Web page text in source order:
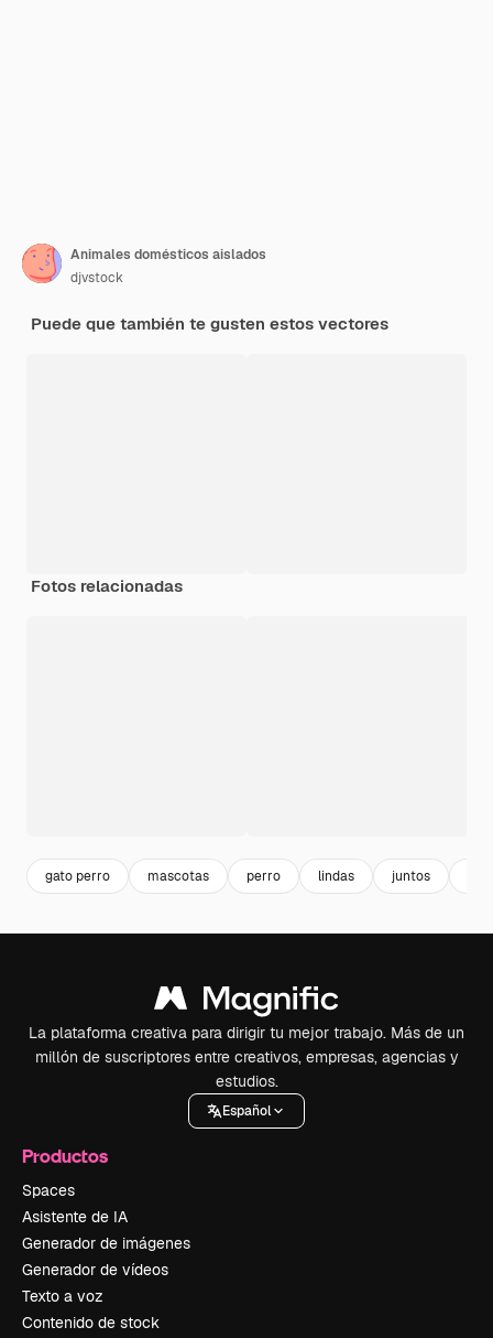
Animales domésticos aislados
djvstock
Puede que también te gusten estos vectores
Fotos relacionadas
gato perro mascotas perro lindas juntos
La plataforma creativa para dirigir tu mejor trabajo. Más de un
millón de suscriptores entre creativos, empresas, agencias y
estudios.
Español
Productos
Spaces
Asistente de IA
Generador de imágenes
Generador de vídeos
Texto a voz
Contenido de stock